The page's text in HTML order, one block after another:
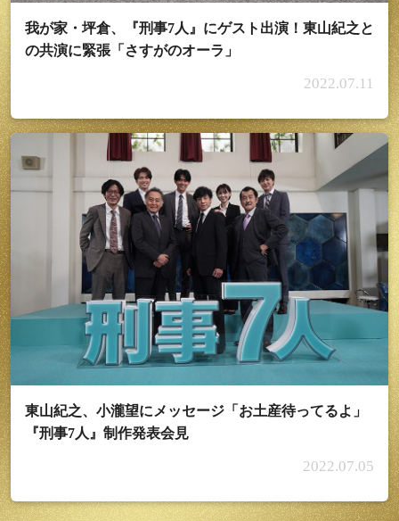
我が家・坪倉、『刑事7人』にゲスト出演！東山紀之と
の共演に緊張「さすがのオーラ」
2022.07.11
東山紀之、小瀧望にメッセージ「お土産待ってるよ」
『刑事7人』制作発表会見
2022.07.05